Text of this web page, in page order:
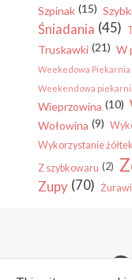
Szpinak (15)
Śniadania (45)
Truskawki (21) W
Weekedowa Piekarnia
Weekendowa
Wieprzowina (10)
Wołowina (9)
Wykorzystanie żółtek
Z szybkowaru (2)
Zupy (70)